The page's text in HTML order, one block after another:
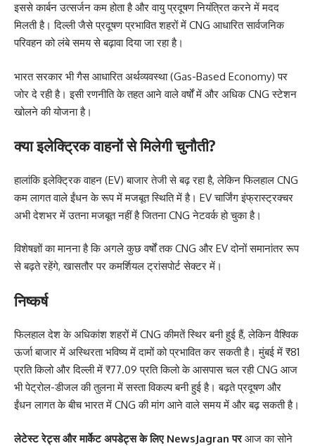
इससे कार्बन उत्सर्जन कम होता है और वायु प्रदूषण नियंत्रित करने में मदद
मिलती है। दिल्ली जैसे प्रदूषण प्रभावित शहरों में CNG आधारित सार्वजनिक
परिवहन को लंबे समय से बढ़ावा दिया जा रहा है।
भारत सरकार भी गैस आधारित अर्थव्यवस्था (Gas-Based Economy) पर
जोर दे रही है। इसी रणनीति के तहत आने वाले वर्षों में और अधिक CNG स्टेशन
खोलने की योजना है।
क्या इलेक्ट्रिक वाहनों से मिलेगी चुनौती?
हालांकि इलेक्ट्रिक वाहन (EV) बाजार तेजी से बढ़ रहा है, लेकिन फिलहाल CNG
कम लागत वाले ईंधन के रूप में मजबूत स्थिति में है। EV चार्जिंग इंफ्रास्ट्रक्चर
अभी देशभर में उतना मजबूत नहीं है जितना CNG नेटवर्क हो चुका है।
विशेषज्ञों का मानना है कि अगले कुछ वर्षों तक CNG और EV दोनों समानांतर रूप
से बढ़ते रहेंगे, खासतौर पर कमर्शियल ट्रांसपोर्ट सेक्टर में।
निष्कर्ष
फिलहाल देश के अधिकांश शहरों में CNG कीमतें स्थिर बनी हुई हैं, लेकिन वैश्विक
ऊर्जा बाजार में अस्थिरता भविष्य में दामों को प्रभावित कर सकती है। मुंबई में ₹81
प्रति किलो और दिल्ली में ₹77.09 प्रति किलो के आसपास चल रही CNG आज
भी पेट्रोल-डीजल की तुलना में सस्ता विकल्प बनी हुई है। बढ़ते प्रदूषण और
ईंधन लागत के बीच भारत में CNG की मांग आने वाले समय में और बढ़ सकती है।
लेटेस्ट रेट्स और मार्केट अपडेट्स के लिए NewsJagran पर आज का सोने